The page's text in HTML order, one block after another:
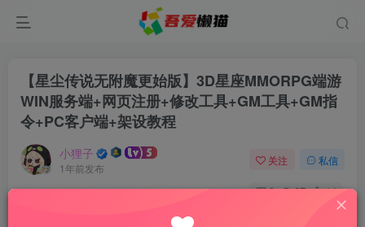
【星尘传说无附魔更始版】3D星座MMORPG端游
WIN服务端+网页注册+修改工具+GM工具+GM指
令+PC客户端+架设教程
小狸子
1年前发布
关注 私信
0 67 14